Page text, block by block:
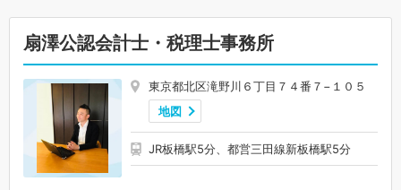
扇澤公認会計士・税理士事務所
東京都北区滝野川６丁目７４番７−１０５
地図
JR板橋駅5分、都営三田線新板橋駅5分